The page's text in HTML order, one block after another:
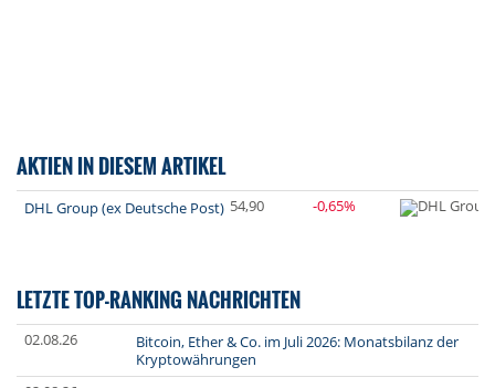
AKTIEN IN DIESEM ARTIKEL
DHL Group (ex Deutsche Post) 54,90 -0,65%
LETZTE TOP-RANKING NACHRICHTEN
02.08.26
Bitcoin, Ether & Co. im Juli 2026: Monatsbilanz der
Kryptowährungen